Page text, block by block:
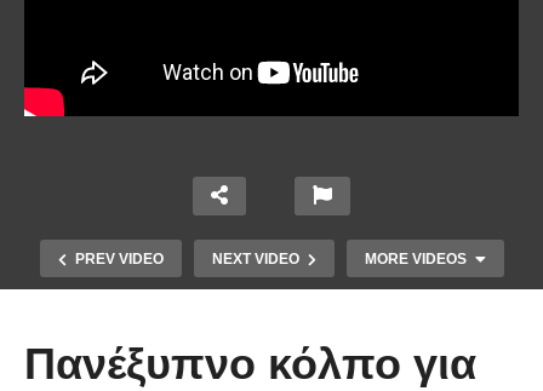
PREV VIDEO NEXT VIDEO MORE VIDEOS
Πανέξυπνο κόλπο για